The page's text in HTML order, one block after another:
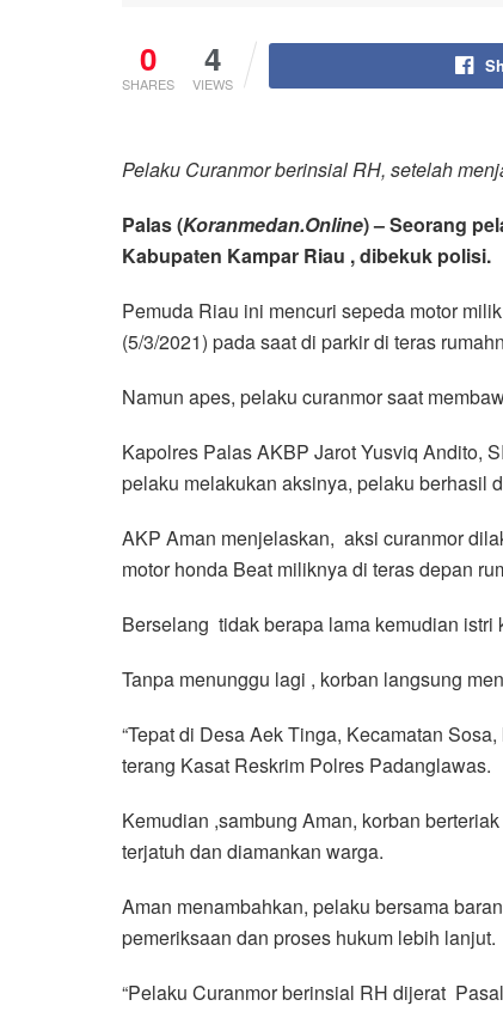
0
SHARES
4
VIEWS
Pelaku Curanmor berinsial RH, setelah
Palas (Koranmedan.Online) – Seorang
Kabupaten Kampar Riau , dibekuk polisi.
Pemuda Riau ini mencuri sepeda motor
(5/3/2021) pada saat di parkir di teras
Namun apes, pelaku curanmor saat
Kapolres Palas AKBP Jarot Yusviq Andito,
pelaku melakukan aksinya, pelaku berhasil
AKP Aman menjelaskan, aksi curanmor
motor honda Beat miliknya di teras depan
Berselang tidak berapa lama kemudian
Tanpa menunggu lagi , korban langsung
“Tepat di Desa Aek Tinga, Kecamatan
terang Kasat Reskrim Polres Padanglawas.
Kemudian ,sambung Aman, korban
terjatuh dan diamankan warga.
Aman menambahkan, pelaku bersama
pemeriksaan dan proses hukum lebih lanjut.
“Pelaku Curanmor berinsial RH dijerat